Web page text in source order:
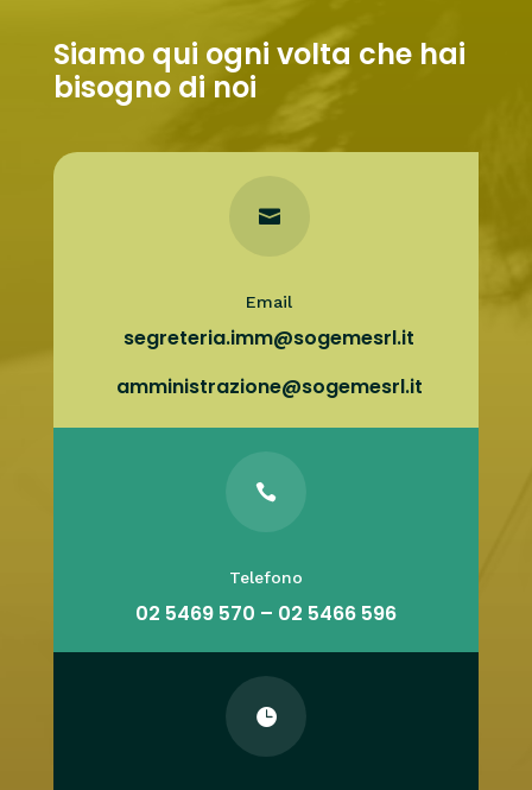
Siamo qui ogni volta che hai
bisogno di noi

Email
segreteria.imm@sogemesrl.it
amministrazione@sogemesrl.it

Telefono
02 5469 570 – 02 5466 596
